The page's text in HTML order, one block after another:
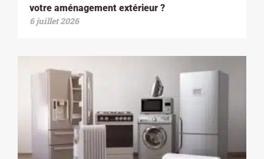
votre aménagement extérieur ?
6 juillet 2026